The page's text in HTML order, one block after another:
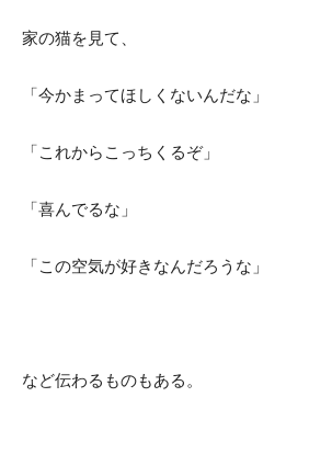
家の猫を見て、
「今かまってほしくないんだな」
「これからこっちくるぞ」
「喜んでるな」
「この空気が好きなんだろうな」
など伝わるものもある。